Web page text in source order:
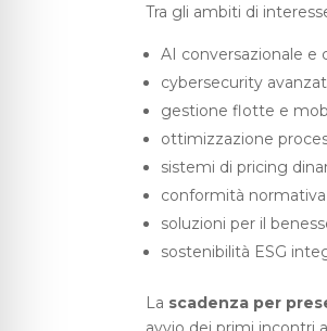
Tra gli ambiti di
AI conversazionale e
cybersecurity
gestione flotte e
ottimizzazione
sistemi di pricing
conformità
soluzioni per il
sostenibilità ESG
La scadenza per